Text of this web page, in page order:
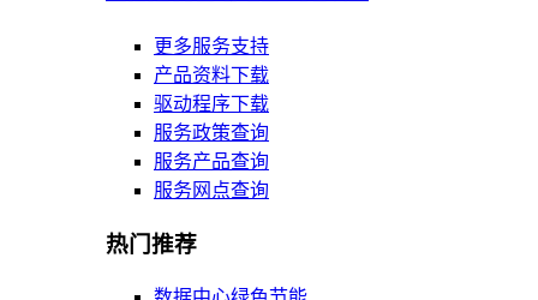
更多服务支持
产品资料下载
驱动程序下载
服务政策查询
服务产品查询
服务网点查询
热门推荐